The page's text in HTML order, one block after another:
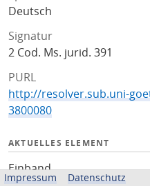
Deutsch
Signatur
2 Cod. Ms. jurid. 391
PURL
http://resolver.sub.uni-
3800080
AKTUELLES ELEMENT
Einband
Impressum Datenschutz